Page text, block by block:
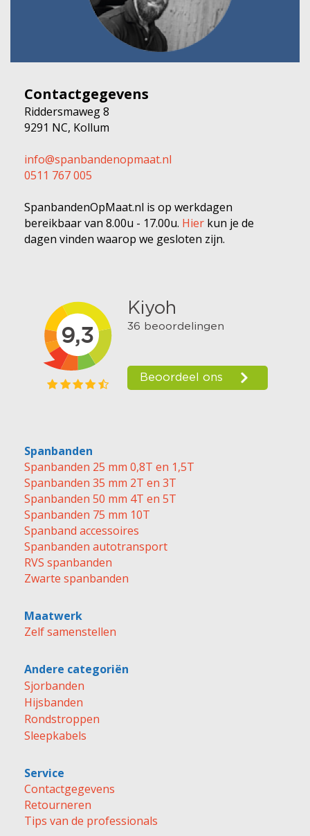
Contactgegevens
Riddersmaweg 8
9291 NC, Kollum
info@spanbandenopmaat.nl
0511 767 005
SpanbandenOpMaat.nl is op werkdagen
bereikbaar van 8.00u - 17.00u. Hier kun je de
dagen vinden waarop we gesloten zijn.
Spanbanden
Spanbanden 25 mm 0,8T en 1,5T
Spanbanden 35 mm 2T en 3T
Spanbanden 50 mm 4T en 5T
Spanbanden 75 mm 10T
Spanband accessoires
Spanbanden autotransport
RVS spanbanden
Zwarte spanbanden
Maatwerk
Zelf samenstellen
Andere categoriën
Sjorbanden
Hijsbanden
Rondstroppen
Sleepkabels
Service
Contactgegevens
Retourneren
Tips van de professionals